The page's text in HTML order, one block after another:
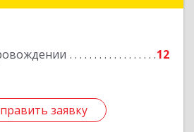
12
заявку
заявку